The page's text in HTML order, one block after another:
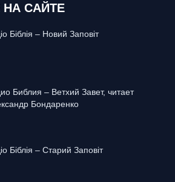
САЙТЕ
Біблія – Новий Заповіт
Библия – Ветхий Завет, читает
Бондаренко
Біблія – Старий Заповіт